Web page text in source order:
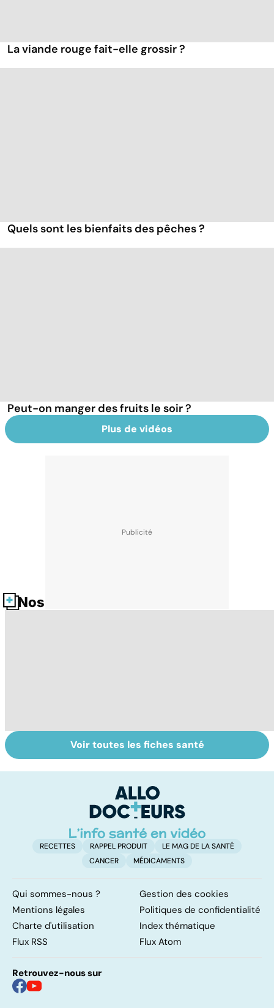
La viande rouge fait-elle grossir ?
Quels sont les bienfaits des pêches ?
Peut-on manger des fruits le soir ?
Plus de vidéos
Nos fiches santé
Le magnésium,
un oligo-élément
Intestin irritable :
le régime
solution ?
Voir toutes les fiches santé
RECETTES RAPPEL PRODUIT
LE MAG DE LA SANTÉ
CANCER
MÉDICAMENTS
Qui sommes-nous ?
Gestion des cookies
Mentions légales
Politiques de confidentialité
Charte d'utilisation
Index thématique
Flux RSS
Flux Atom
Retrouvez-nous sur